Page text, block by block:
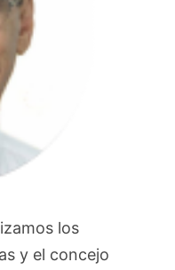
los
y el concejo